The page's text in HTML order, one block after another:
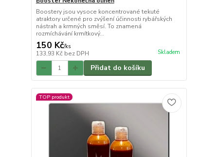
Boostery jsou vysoce koncentrované tekuté
atraktory určené pro zvýšení účinnosti rybářských
nástrah a krmných směsí. To znamená
rozmíchávání krmítkový...
150 Kč/ks
133,93 Kč bez DPH Skladem
Přidat do košíku
TOP produkt